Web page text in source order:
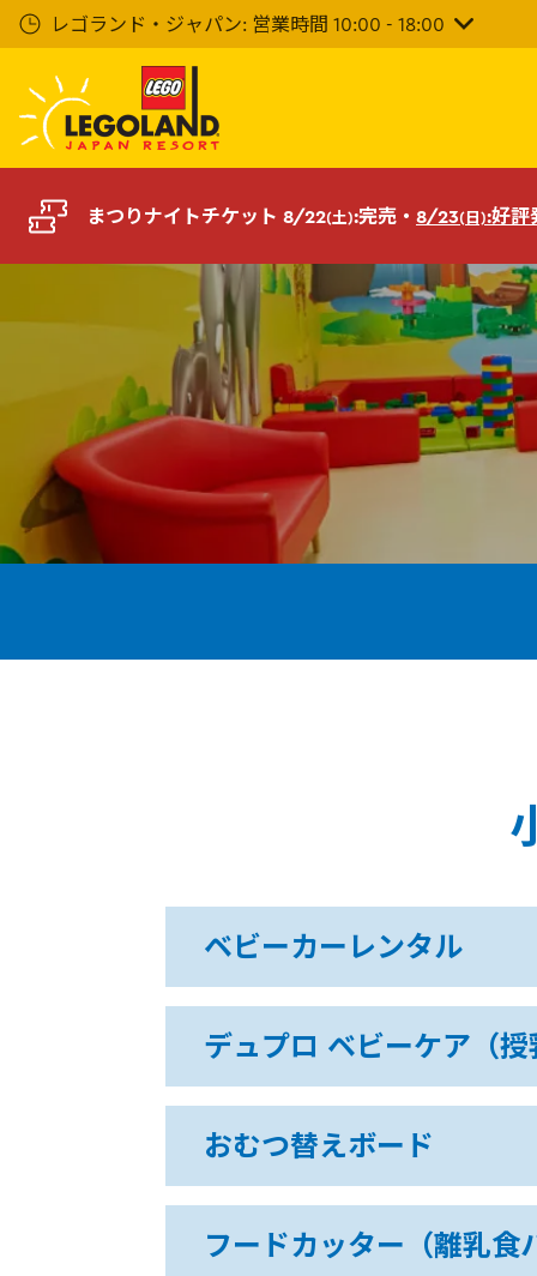
イ
レゴランド・ジャパン: 営業時間 10:00 - 18:00
まつりナイトチケット 8/22(土):完売・ 8/23(日):好評
ベビーカーレンタル
デュプロ ベビーケア（
おむつ替えボード
フードカッター（離乳食